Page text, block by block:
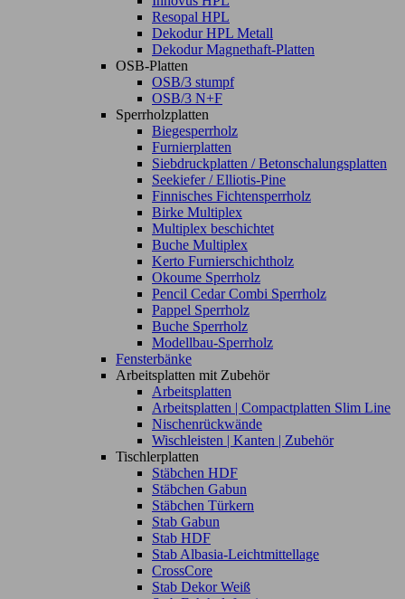
Resopal HPL
Dekodur HPL Metall
Dekodur Magnethaft-Platten
OSB-Platten
OSB/3 stumpf
OSB/3 N+F
Sperrholzplatten
Biegesperrholz
Furnierplatten
Siebdruckplatten / Betonschalungsplatten
Seekiefer / Elliotis-Pine
Finnisches Fichtensperrholz
Birke Multiplex
Multiplex beschichtet
Buche Multiplex
Kerto Furnierschichtholz
Okoume Sperrholz
Pencil Cedar Combi Sperrholz
Pappel Sperrholz
Buche Sperrholz
Modellbau-Sperrholz
Fensterbänke
Arbeitsplatten mit Zubehör
Arbeitsplatten
Arbeitsplatten | Compactplatten Slim Line
Nischenrückwände
Wischleisten | Kanten | Zubehör
Tischlerplatten
Stäbchen HDF
Stäbchen Gabun
Stäbchen Türkern
Stab Gabun
Stab HDF
Stab Albasia-Leichtmittellage
CrossCore
Stab Dekor Weiß